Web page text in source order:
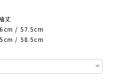
丈
/ 57.5cm
/ 58.5cm